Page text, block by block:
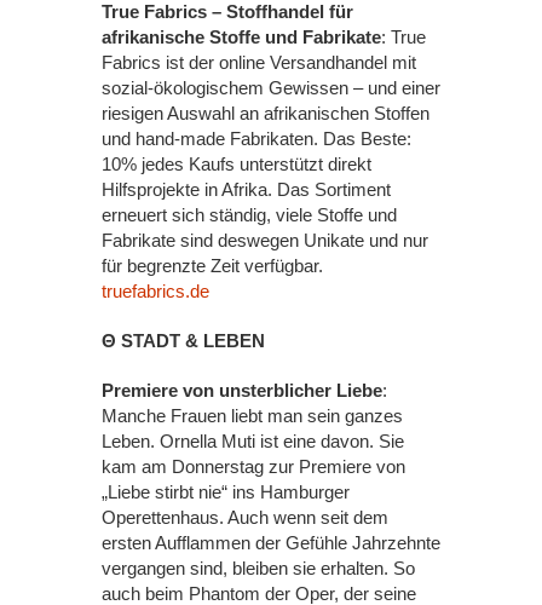
True Fabrics – Stoffhandel für
afrikanische Stoffe und Fabrikate: True
Fabrics ist der online Versandhandel mit
sozial-ökologischem Gewissen – und einer
riesigen Auswahl an afrikanischen Stoffen
und hand-made Fabrikaten. Das Beste:
10% jedes Kaufs unterstützt direkt
Hilfsprojekte in Afrika. Das Sortiment
erneuert sich ständig, viele Stoffe und
Fabrikate sind deswegen Unikate und nur
für begrenzte Zeit verfügbar.
truefabrics.de
Θ STADT & LEBEN
Premiere von unsterblicher Liebe:
Manche Frauen liebt man sein ganzes
Leben. Ornella Muti ist eine davon. Sie
kam am Donnerstag zur Premiere von
„Liebe stirbt nie“ ins Hamburger
Operettenhaus. Auch wenn seit dem
ersten Aufflammen der Gefühle Jahrzehnte
vergangen sind, bleiben sie erhalten. So
auch beim Phantom der Oper, der seine